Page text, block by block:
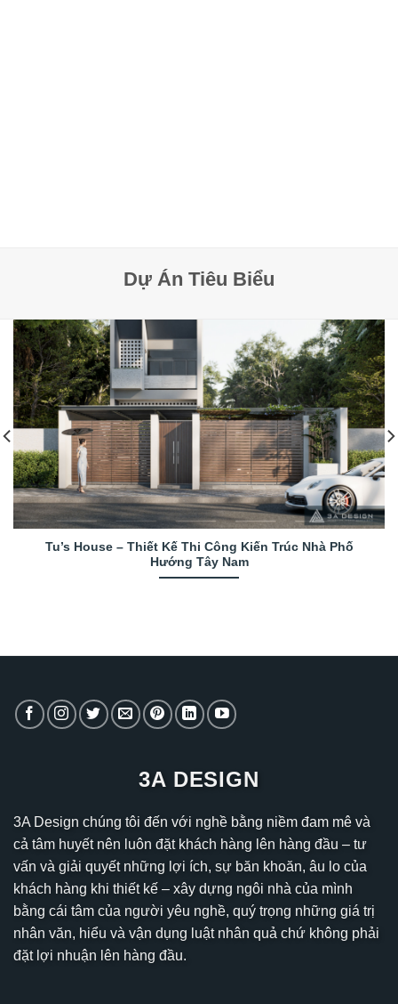
Dự Án Tiêu Biểu
Tu’s House – Thiết Kế Thi Công Kiến Trúc Nhà Phố
Hướng Tây Nam
3A DESIGN
3A Design chúng tôi đến với nghề bằng niềm đam mê và
cả tâm huyết nên luôn đặt khách hàng lên hàng đầu – tư
vấn và giải quyết những lợi ích, sự băn khoăn, âu lo của
khách hàng khi thiết kế – xây dựng ngôi nhà của mình
bằng cái tâm của người yêu nghề, quý trọng những giá trị
nhân văn, hiểu và vận dụng luật nhân quả chứ không phải
đặt lợi nhuận lên hàng đầu.